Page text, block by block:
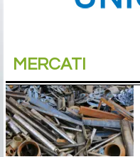
MERCATI